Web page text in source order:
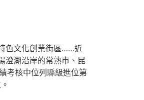
色文化創業街區……近
澄湖沿岸的常熟市、昆
考核中位列縣級進位第